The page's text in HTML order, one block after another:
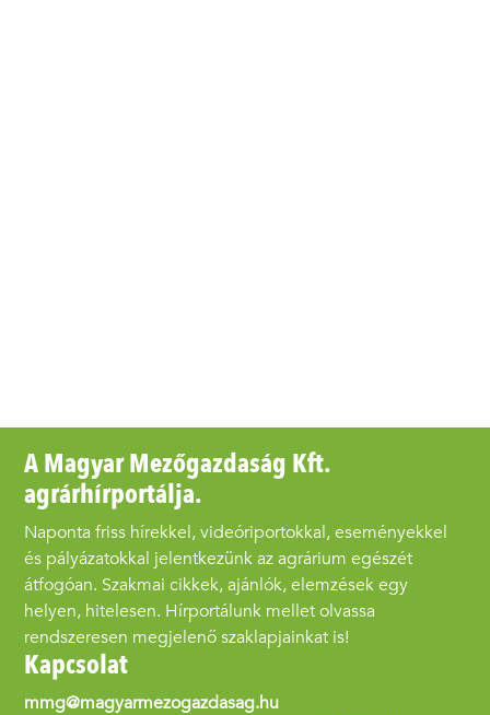
A Magyar Mezőgazdaság Kft.
agrárhírportálja.
Naponta friss hírekkel, videóriportokkal, eseményekkel
és pályázatokkal jelentkezünk az agrárium egészét
átfogóan. Szakmai cikkek, ajánlók, elemzések egy
helyen, hitelesen. Hírportálunk mellet olvassa
rendszeresen megjelenő szaklapjainkat is!
Kapcsolat
mmg@magyarmezogazdasag.hu